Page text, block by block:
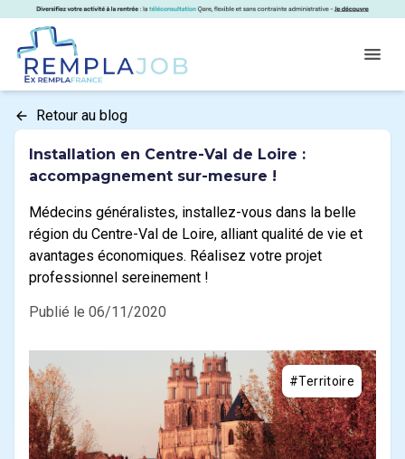
RemplaJob
Retour au blog
Installation en Centre-Val de Loire :
accompagnement sur-mesure !
Médecins généralistes, installez-vous dans la belle
région du Centre-Val de Loire, alliant qualité de vie et
avantages économiques. Réalisez votre projet
professionnel sereinement !
Publié le 06/11/2020
#Territoire
Panneau de gestion des cookies